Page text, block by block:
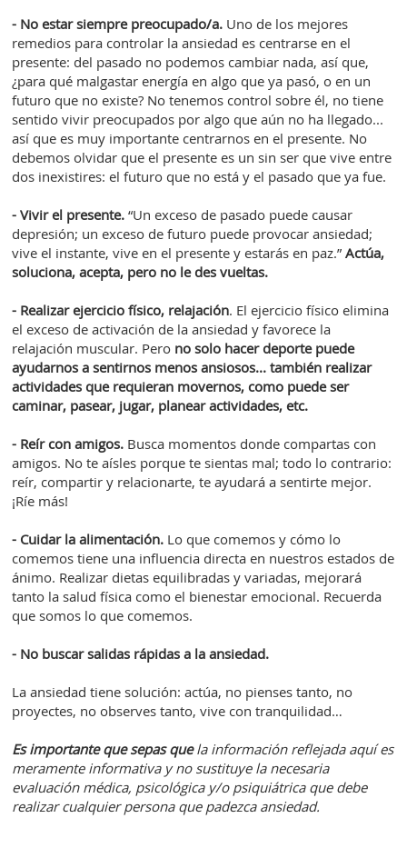
- No estar siempre preocupado/a. Uno de los mejores
remedios para controlar la ansiedad es centrarse en el
presente: del pasado no podemos cambiar nada, así que,
¿para qué malgastar energía en algo que ya pasó, o en un
futuro que no existe? No tenemos control sobre él, no tiene
sentido vivir preocupados por algo que aún no ha llegado...
así que es muy importante centrarnos en el presente. No
debemos olvidar que el presente es un sin ser que vive entre
dos inexistires: el futuro que no está y el pasado que ya fue.
- Vivir el presente.“Un exceso de pasado puede causar
depresión; un exceso de futuro puede provocar ansiedad;
vive el instante, vive en el presente y estarás en paz.”Actúa,
soluciona, acepta, pero no le des vueltas.
- Realizar ejercicio físico, relajación. El ejercicio físico elimina
el exceso de activación de la ansiedad y favorece la
relajación muscular. Pero no solo hacer deporte puede
ayudarnos a sentirnos menos ansiosos... también realizar
actividades que requieran movernos, como puede ser
caminar, pasear, jugar, planear actividades, etc.
- Reír con amigos. Busca momentos donde compartas con
amigos. No te aísles porque te sientas mal; todo lo contrario:
reír, compartir y relacionarte, te ayudará a sentirte mejor.
¡Ríe más!
- Cuidar la alimentación. Lo que comemos y cómo lo
comemos tiene una influencia directa en nuestros estados de
ánimo. Realizar dietas equilibradas y variadas, mejorará
tanto la salud física como el bienestar emocional. Recuerda
que somos lo que comemos.
- No buscar salidas rápidas a la ansiedad.
La ansiedad tiene solución: actúa, no pienses tanto, no
proyectes, no observes tanto, vive con tranquilidad…
Es importante que sepas quela información reflejada aquí es
meramente informativa y no sustituye la necesaria
evaluación médica, psicológica y/o psiquiátrica que debe
realizar cualquier persona que padezca ansiedad.